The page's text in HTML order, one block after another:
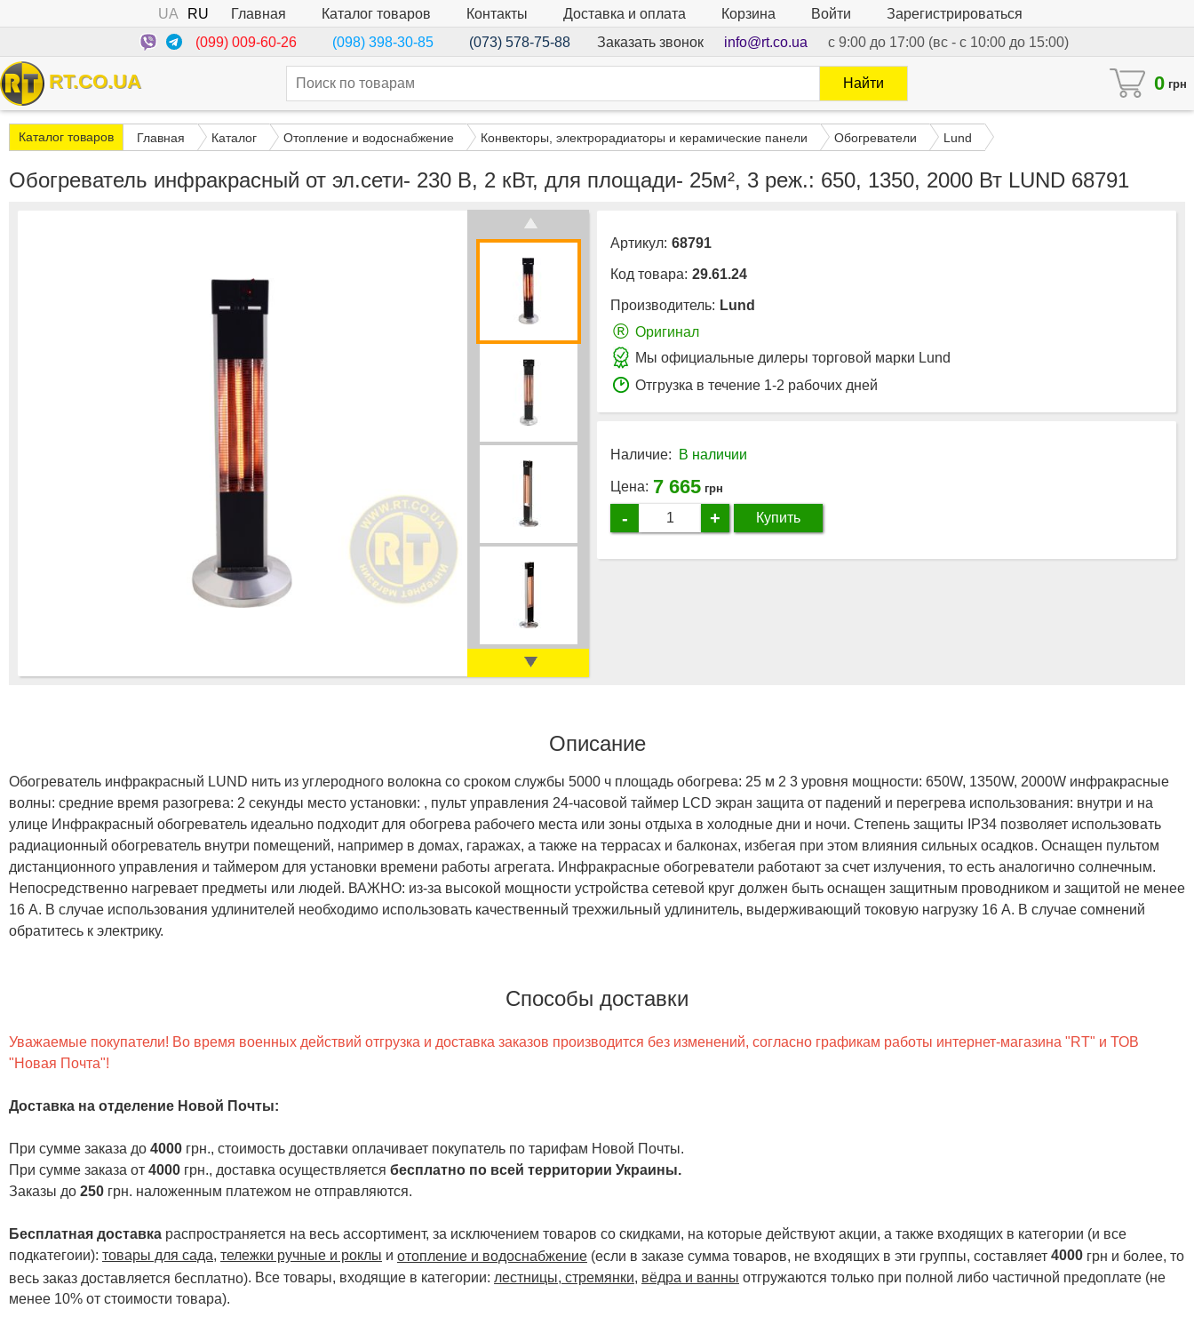
UA RU Главная Каталог товаров Контакты Доставка и оплата Корзина Войти
Зарегистрироваться
(099) 009-60-26
(098) 398-30-85 (073) 578-75-88 Заказать звонок info@rt.co.ua с 9:00 до 17:00 (вс - с 10:00 до 15:00)
RT.CO.UA 0 грн
Найти
Каталог товаров Главная Каталог Отопление и водоснабжение Конвекторы, электрорадиаторы и керамические панели Обогреватели Lund
Обогреватель инфракрасный от эл.сети- 230 В, 2 кВт, для площади- 25м², 3 реж.: 650, 1350, 2000 Вт LUND 68791
Артикул: 68791
Код товара: 29.61.24
Производитель: Lund
® Оригинал
Мы официальные дилеры торговой марки Lund
Отгрузка в течение 1-2 рабочих дней
Наличие: В наличии
Цена: 7 665 грн
- + Купить
Описание
Обогреватель инфракрасный LUND нить из углеродного волокна со сроком службы 5000 ч площадь обогрева: 25 м 2 3 уровня мощности: 650W, 1350W, 2000W инфракрасные
волны: средние время разогрева: 2 секунды место установки: , пульт управления 24-часовой таймер LCD экран защита от падений и перегрева использования: внутри и на
улице Инфракрасный обогреватель идеально подходит для обогрева рабочего места или зоны отдыха в холодные дни и ночи. Степень защиты IP34 позволяет использовать
радиационный обогреватель внутри помещений, например в домах, гаражах, а также на террасах и балконах, избегая при этом влияния сильных осадков. Оснащен пультом
дистанционного управления и таймером для установки времени работы агрегата. Инфракрасные обогреватели работают за счет излучения, то есть аналогично солнечным.
Непосредственно нагревает предметы или людей. ВАЖНО: из-за высокой мощности устройства сетевой круг должен быть оснащен защитным проводником и защитой не менее
16 А. В случае использования удлинителей необходимо использовать качественный трехжильный удлинитель, выдерживающий токовую нагрузку 16 А. В случае сомнений
обратитесь к электрику.
Способы доставки
Уважаемые покупатели! Во время военных действий отгрузка и доставка заказов производится без изменений, согласно графикам работы интернет-магазина "RT" и ТОВ
"Новая Почта"!
Доставка на отделение Новой Почты:
При сумме заказа до 4000 грн., стоимость доставки оплачивает покупатель по тарифам Новой Почты.
При сумме заказа от 4000 грн., доставка осуществляется бесплатно по всей территории Украины.
Заказы до 250 грн. наложенным платежом не отправляются.
Бесплатная доставка распространяется на весь ассортимент, за исключением товаров со скидками, на которые действуют акции, а также входящих в категории (и все
подкатегоии): товары для сада, тележки ручные и роклы и отопление и водоснабжение (если в заказе сумма товаров, не входящих в эти группы, составляет 4000 грн и более, то
весь заказ доставляется бесплатно). Все товары, входящие в категории: лестницы, стремянки, вёдра и ванны отгружаются только при полной либо частичной предоплате (не
менее 10% от стоимости товара).